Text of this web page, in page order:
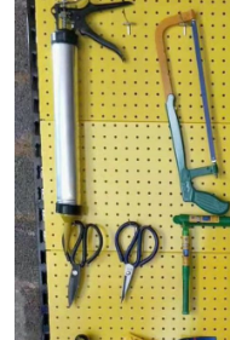
绍
产
闻
心
联
方
式
公
司
相
册